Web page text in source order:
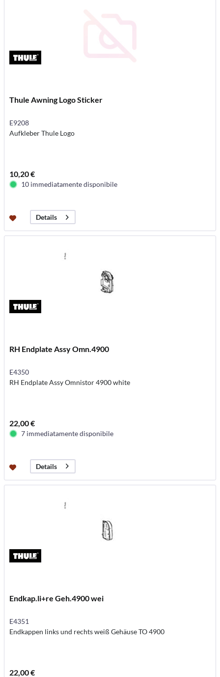
Thule Awning Logo Sticker
E9208
Aufkleber Thule Logo
10,20 €
10 immediatamente disponibile
Details
RH Endplate Assy Omn.4900
E4350
RH Endplate Assy Omnistor 4900 white
22,00 €
7 immediatamente disponibile
Details
Endkap.li+re Geh.4900 wei
E4351
Endkappen links und rechts weiß Gehäuse TO 4900
22,00 €